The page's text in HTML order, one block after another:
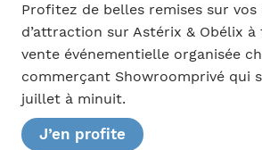
Profitez de belles remises sur vos
d’attraction sur Astérix & Obélix
vente événementielle organisée
commerçant Showroomprivé qui
juillet à minuit.
J’en profite